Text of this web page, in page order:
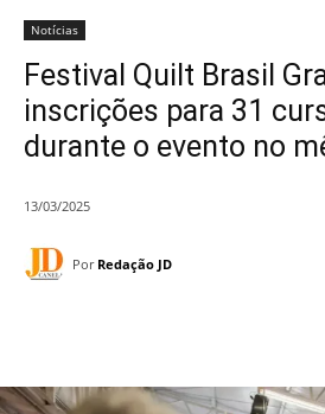
Notícias
Festival Quilt Brasil
inscrições para 31
durante o evento no
13/03/2025
Por Redação JD